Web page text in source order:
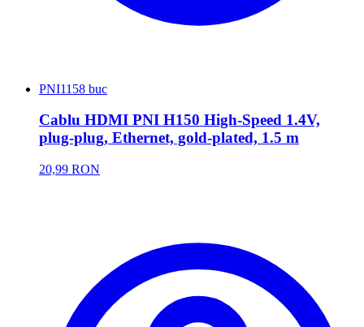
PNI1158 buc
Cablu HDMI PNI H150 High-Speed 1.4V,
plug-plug, Ethernet, gold-plated, 1.5 m
20,99 RON